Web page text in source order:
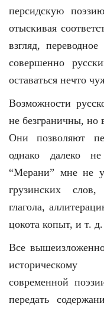
персидскую
отыскивая
взгляд,
совершенно
оставаться нечто
Возможности
не безграничны, но
Они позволяют
однако далеко
“Мерани” мне не
грузинских слов,
глагола,
цокота копыт, и т. д.
Все
современной
передать